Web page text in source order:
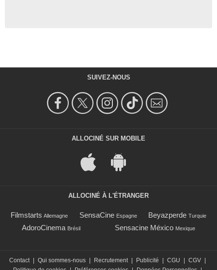
SUIVEZ-NOUS
ALLOCINÉ SUR MOBILE
ALLOCINÉ À L'ÉTRANGER
Filmstarts Allemagne SensaCine Espagne Beyazperde Turquie
AdoroCinema Brésil Sensacine México Mexique
Contact Qui sommes-nous Recrutement Publicité CGU CGV